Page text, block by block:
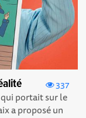
337
portait sur le
a proposé un